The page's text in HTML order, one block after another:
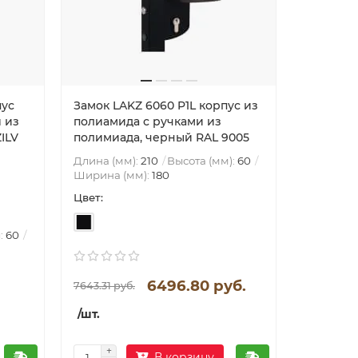
из
60
Замок LAKZ 6060 P1L корпус из
полиамида с ручками из
полимиада, черный RAL 9005
Длина (мм): 210 Высота (мм): 60
Ширина (мм): 180
Цвет:
7643.31 руб. 6496.80 руб.
/шт.